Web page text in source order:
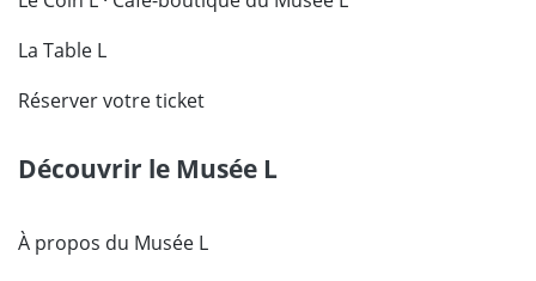
La Table L
Réserver votre ticket
Découvrir le Musée L
À propos du Musée L